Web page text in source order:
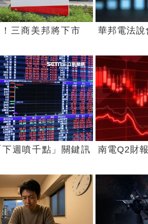
三商美邦將下市
華邦電法
週噴千點」關鍵訊
南電Q2財